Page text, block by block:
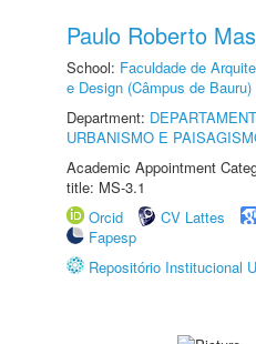
Paulo Roberto
School: Faculdade de
e Design (Câmpus de Bauru)
Department:
URBANISMO E
Academic Appointment
title: MS-3.1
Orcid
CV Lattes
Fapesp
Repositório Institucional